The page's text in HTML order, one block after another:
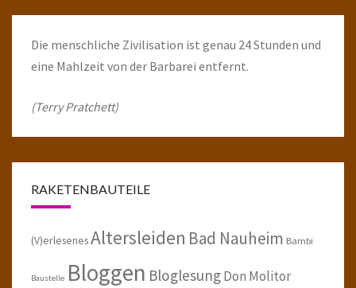
Die menschliche Zivilisation ist genau 24 Stunden und
eine Mahlzeit von der Barbarei entfernt.
(Terry Pratchett)
RAKETENBAUTEILE
(V)erlesenesAltersleiden Bad Nauheim Bambi
Baustelle Bloggen BloglesungDon Molitor